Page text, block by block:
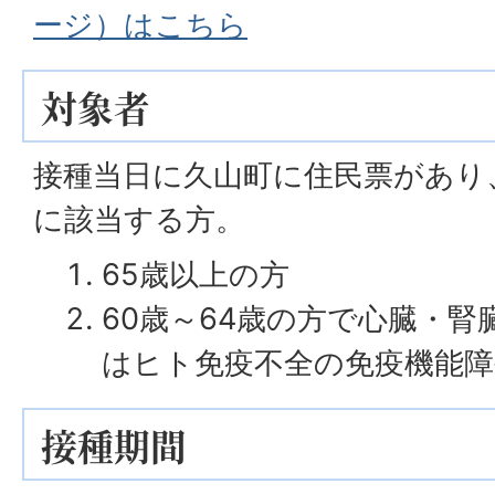
ージ）はこちら
対象者
接種当日に久山町に住民票があ
に該当する方。
65歳以上の方
60歳～64歳の方で心臓・腎
はヒト免疫不全の免疫機能
接種期間